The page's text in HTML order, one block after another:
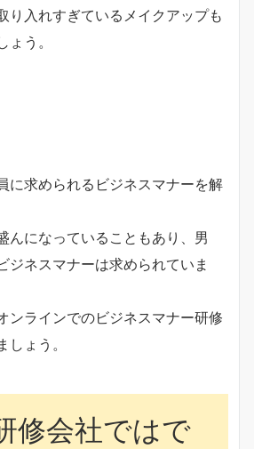
り入れすぎているメイクアップも
う。
に求められるビジネスマナーを解
んになっていることもあり、男
ジネスマナーは求められていま
ンラインでのビジネスマナー研修
しょう。
修会社ではで